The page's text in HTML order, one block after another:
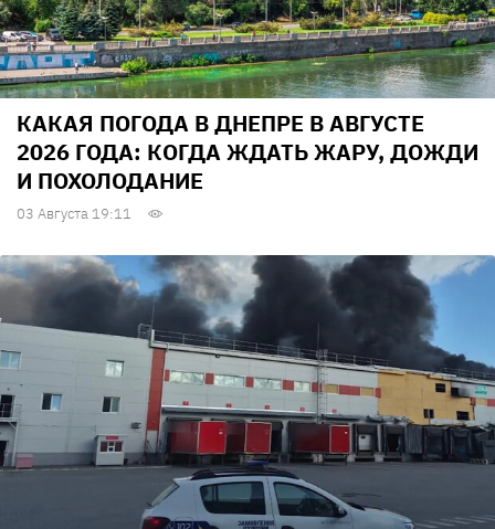
КАКАЯ ПОГОДА В ДНЕПРЕ В АВГУСТЕ
2026 ГОДА: КОГДА ЖДАТЬ ЖАРУ, ДОЖДИ
И ПОХОЛОДАНИЕ
03 Августа 19:11